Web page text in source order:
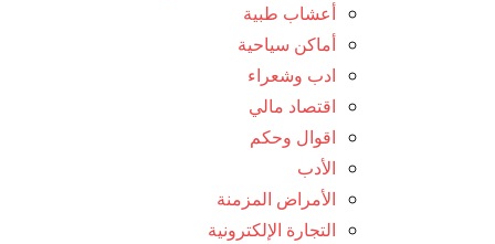
أعشاب طبية
أماكن سياحية
ادب وشعراء
اقتصاد مالي
اقوال وحكم
الأدب
الأمراض المزمنة
التجارة الإلكترونية